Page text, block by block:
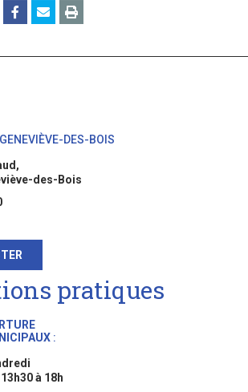
DES-BOIS
des-Bois
pratiques
:
à 18h